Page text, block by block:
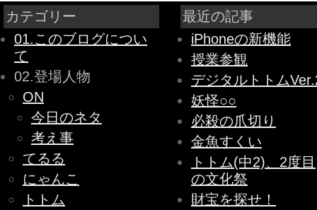
カテゴリー
01.このブログについ
て
02.登場人物
ON
今日のネタ
考え事
てるる
にゃんこ
トトム
最近の記事
iPhoneの新機能
授業参観
デジタルトトム
妖怪○○
必殺の爪切り
金魚すくい
トトム(中2)、2度目
の文化祭
財宝を探せ！